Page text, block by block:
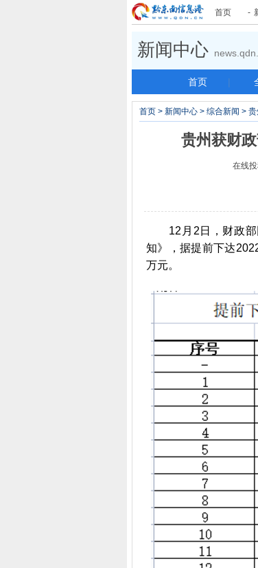
首页 -
新闻中心
首页 |
首页 > 新闻中心 > 综合新闻 > 贵
贵州获财
在线
12月2日，财政部
知》，据提前下达
万元。